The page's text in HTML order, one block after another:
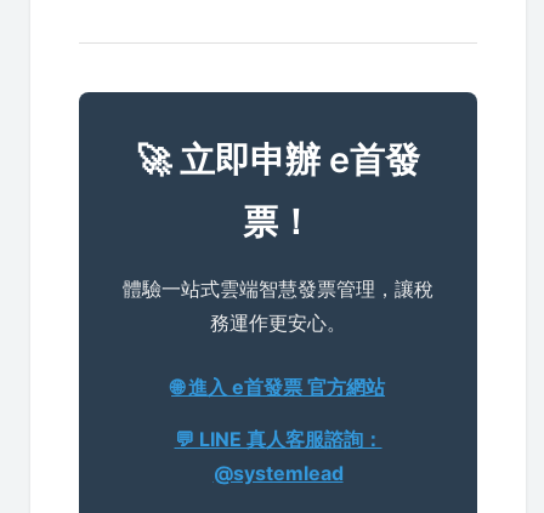
🚀 立即申辦 e首發
票！
體驗一站式雲端智慧發票管理，讓稅
務運作更安心。
🌐 進入 e首發票 官方網站
💬 LINE 真人客服諮詢：
@systemlead